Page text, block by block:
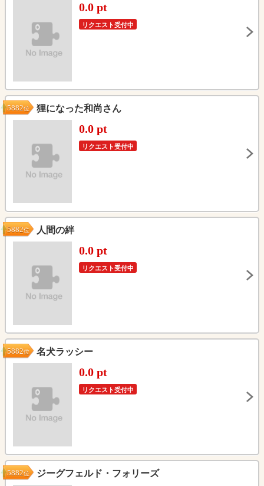
0.0 pt
リクエスト受付中
狸になった和尚さん
5882位
0.0 pt
リクエスト受付中
人間の絆
5882位
0.0 pt
リクエスト受付中
名犬ラッシー
5882位
0.0 pt
リクエスト受付中
ジーグフェルド・フォリーズ
5882位